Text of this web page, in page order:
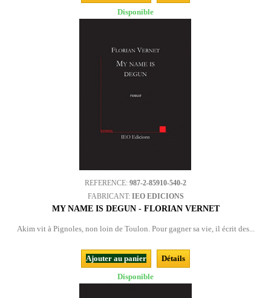
Disponible
REFERENCE: 987-2-85910-540-2
FABRICANT: IEO EDICIONS
MY NAME IS DEGUN - FLORIAN VERNET
Akim vit à Pignoles, non loin de Toulon. Pour gagner sa vie, il écrit des...
Ajouter au panier
Détails
Disponible